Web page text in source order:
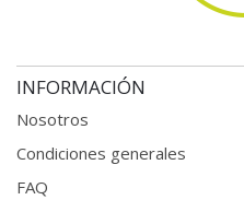
INFORMACIÓN
Nosotros
Condiciones generales
FAQ